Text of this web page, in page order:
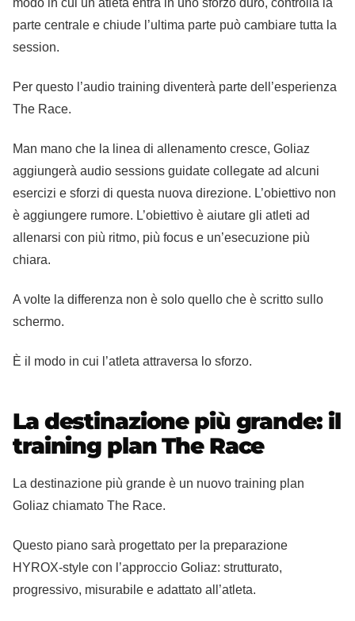
parte centrale e chiude l’ultima parte può cambiare tutta la
session.
Per questo l’audio training diventerà parte dell’esperienza
The Race.
Man mano che la linea di allenamento cresce, Goliaz
aggiungerà audio sessions guidate collegate ad alcuni
esercizi e sforzi di questa nuova direzione. L’obiettivo non
è aggiungere rumore. L’obiettivo è aiutare gli atleti ad
allenarsi con più ritmo, più focus e un’esecuzione più
chiara.
A volte la differenza non è solo quello che è scritto sullo
schermo.
È il modo in cui l’atleta attraversa lo sforzo.
La destinazione più grande: il
training plan The Race
La destinazione più grande è un nuovo training plan
Goliaz chiamato The Race.
Questo piano sarà progettato per la preparazione
HYROX‑style con l’approccio Goliaz: strutturato,
progressivo, misurabile e adattato all’atleta.